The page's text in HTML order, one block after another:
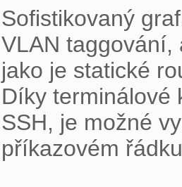
Sofistikovaný
VLAN taggování,
jako je statické
Díky terminálové
SSH, je možné
příkazovém